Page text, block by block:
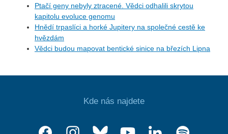
Ptačí geny nebyly ztracené. Vědci odhalili skrytou
kapitolu evoluce genomu
Hnědí trpaslíci a horké Jupitery na společné cestě ke
hvězdám
Vědci budou mapovat bentické sinice na březích Lipna
Kde nás najdete